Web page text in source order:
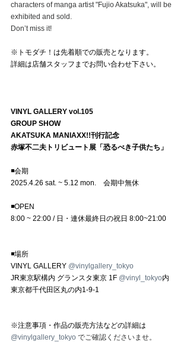
characters of manga artist "Fujio Akatsuka", will be
exhibited and sold.
Don’t miss it!
⁡※トモダチ！は先着順での販売となります。
詳細は店舗スタッフまでお問い合わせ下さい。
VINYL GALLERY vol.105
GROUP SHOW
AKATSUKA MANIAXX!!刊行記念
赤塚不二夫トリビュート展「恐るべき子供たち」
◾️会期
2025.4.26 sat. ~ 5.12 mon.　会期中無休
◾️OPEN
8:00 ~ 22:00 / 日・連休最終日の祝日 8:00~21:00
◾️場所
VINYL GALLERY @vinylgallery_tokyo
JR東京駅構内 グランスタ東京 1F @vinyl_tokyo内
東京都千代田区丸の内1-9-1
※注意事項・作品の販売方法などの詳細は
@vinylgallery_tokyo でご確認くださいませ。